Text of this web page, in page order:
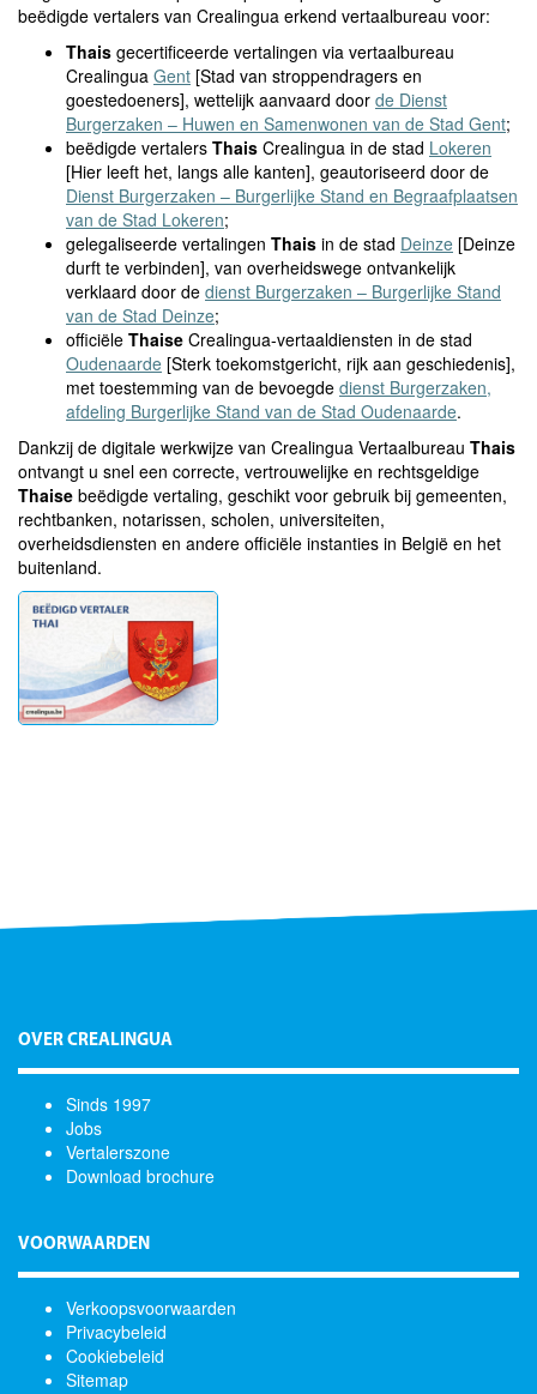
beëdigde vertalers van Crealingua erkend vertaalbureau voor:
Thais gecertificeerde vertalingen via vertaalbureau
Crealingua Gent [Stad van stroppendragers en
goestedoeners], wettelijk aanvaard door de Dienst
Burgerzaken – Huwen en Samenwonen van de Stad Gent;
beëdigde vertalers Thais Crealingua in de stad Lokeren
[Hier leeft het, langs alle kanten], geautoriseerd door de
Dienst Burgerzaken – Burgerlijke Stand en Begraafplaatsen
van de Stad Lokeren;
gelegaliseerde vertalingen Thais in de stad Deinze [Deinze
durft te verbinden], van overheidswege ontvankelijk
verklaard door de dienst Burgerzaken – Burgerlijke Stand
van de Stad Deinze;
officiële Thaise Crealingua-vertaaldiensten in de stad
Oudenaarde [Sterk toekomstgericht, rijk aan geschiedenis],
met toestemming van de bevoegde dienst Burgerzaken,
afdeling Burgerlijke Stand van de Stad Oudenaarde.
Dankzij de digitale werkwijze van Crealingua Vertaalbureau Thais
ontvangt u snel een correcte, vertrouwelijke en rechtsgeldige
Thaise beëdigde vertaling, geschikt voor gebruik bij gemeenten,
rechtbanken, notarissen, scholen, universiteiten,
overheidsdiensten en andere officiële instanties in België en het
buitenland.
OVER CREALINGUA
Sinds 1997
Jobs
Vertalerszone
Download brochure
VOORWAARDEN
Verkoopsvoorwaarden
Privacybeleid
Cookiebeleid
Sitemap